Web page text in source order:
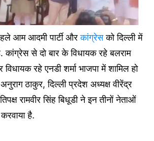
आम आदमी पार्टी औरकांग्रेसको दिल्ली में
कांग्रेस से दो बार के विधायक रहे बलराम
रहे एनडी शर्मा भाजपा में शामिल हो
ठाकुर, दिल्ली प्रदेश अध्यक्ष वीरेंद्र
रामवीर सिंह बिधूडी ने इन तीनों नेताओं
है.